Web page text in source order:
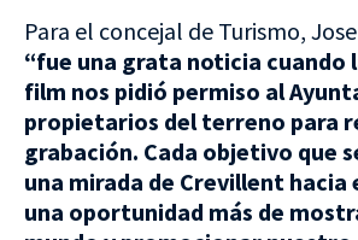
Para el concejal de Turismo,
“fue una grata noticia cuando
film nos pidió permiso al
propietarios del terreno para
grabación. Cada objetivo que
una mirada de Crevillent hacia
una oportunidad más de